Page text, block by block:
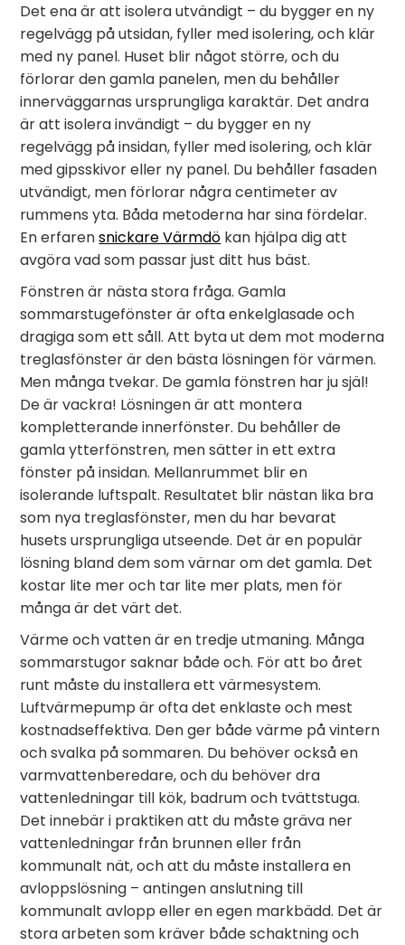
Det ena är att isolera utvändigt – du bygger en ny
regelvägg på utsidan, fyller med isolering, och klär
med ny panel. Huset blir något större, och du
förlorar den gamla panelen, men du behåller
innerväggarnas ursprungliga karaktär. Det andra
är att isolera invändigt – du bygger en ny
regelvägg på insidan, fyller med isolering, och klär
med gipsskivor eller ny panel. Du behåller fasaden
utvändigt, men förlorar några centimeter av
rummens yta. Båda metoderna har sina fördelar.
En erfarensnickare Värmdö kan hjälpa dig att
avgöra vad som passar just ditt hus bäst.
Fönstren är nästa stora fråga. Gamla
sommarstugefönster är ofta enkelglasade och
dragiga som ett såll. Att byta ut dem mot moderna
treglasfönster är den bästa lösningen för värmen.
Men många tvekar. De gamla fönstren har ju själ!
De är vackra! Lösningen är att montera
kompletterande innerfönster. Du behåller de
gamla ytterfönstren, men sätter in ett extra
fönster på insidan. Mellanrummet blir en
isolerande luftspalt. Resultatet blir nästan lika bra
som nya treglasfönster, men du har bevarat
husets ursprungliga utseende. Det är en populär
lösning bland dem som värnar om det gamla. Det
kostar lite mer och tar lite mer plats, men för
många är det värt det.
Värme och vatten är en tredje utmaning. Många
sommarstugor saknar både och. För att bo året
runt måste du installera ett värmesystem.
Luftvärmepump är ofta det enklaste och mest
kostnadseffektiva. Den ger både värme på vintern
och svalka på sommaren. Du behöver också en
varmvattenberedare, och du behöver dra
vattenledningar till kök, badrum och tvättstuga.
Det innebär i praktiken att du måste gräva ner
vattenledningar från brunnen eller från
kommunalt nät, och att du måste installera en
avloppslösning – antingen anslutning till
kommunalt avlopp eller en egen markbädd. Det är
stora arbeten som kräver både schaktning och